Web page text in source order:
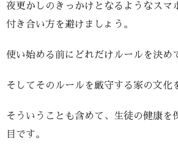
夜更かしのきっかけとなるようなスマ
付き合い方を避けましょう。
使い始める前にどれだけルールを決め
そしてそのルールを厳守する家の文化
そういうことも含めて、生徒の健康を
目です。